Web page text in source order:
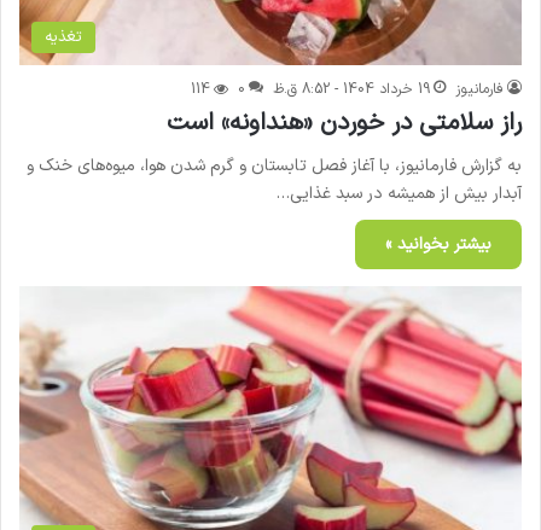
تغذیه
فارمانیوز 19 خرداد 1404 - 8:52 ق.ظ 0
114
راز سلامتی در خوردن «هنداونه» است
به گزارش فارمانیوز، با آغاز فصل تابستان و گرم شدن هوا، میوه‌های خنک و
آبدار بیش از همیشه در سبد غذایی…
بیشتر بخوانید »